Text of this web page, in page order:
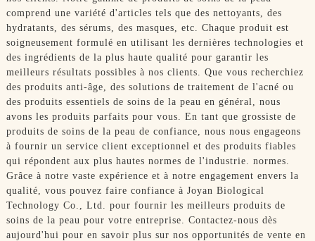
comprend une variété d'articles tels que des nettoyants, des
hydratants, des sérums, des masques, etc. Chaque produit est
soigneusement formulé en utilisant les dernières technologies et
des ingrédients de la plus haute qualité pour garantir les
meilleurs résultats possibles à nos clients. Que vous recherchiez
des produits anti-âge, des solutions de traitement de l'acné ou
des produits essentiels de soins de la peau en général, nous
avons les produits parfaits pour vous. En tant que grossiste de
produits de soins de la peau de confiance, nous nous engageons
à fournir un service client exceptionnel et des produits fiables
qui répondent aux plus hautes normes de l'industrie. normes.
Grâce à notre vaste expérience et à notre engagement envers la
qualité, vous pouvez faire confiance à Joyan Biological
Technology Co., Ltd. pour fournir les meilleurs produits de
soins de la peau pour votre entreprise. Contactez-nous dès
aujourd'hui pour en savoir plus sur nos opportunités de vente en